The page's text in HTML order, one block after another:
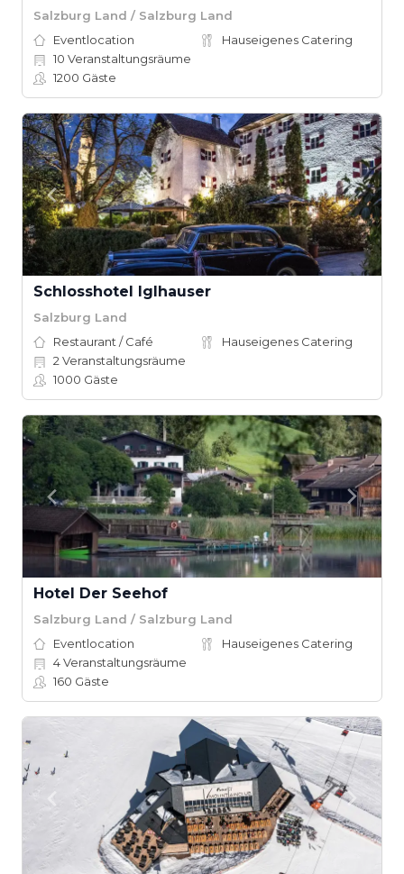
Salzburg Land / Salzburg Land
Eventlocation
Hauseigenes Catering
10 Veranstaltungsräume
1200 Gäste
Schlosshotel Iglhauser
Salzburg Land
Restaurant / Café
Hauseigenes Catering
2 Veranstaltungsräume
1000 Gäste
Hotel Der Seehof
Salzburg Land / Salzburg Land
Eventlocation
Hauseigenes Catering
4Veranstaltungsräume
160 Gäste